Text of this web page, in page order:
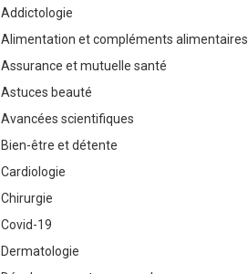
Addictologie
Alimentation et compléments alimentaires
Assurance et mutuelle santé
Astuces beauté
Avancées scientifiques
Bien-être et détente
Cardiologie
Chirurgie
Covid-19
Dermatologie